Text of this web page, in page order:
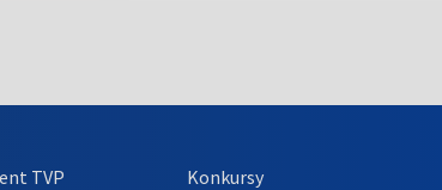
TVP
Konkursy